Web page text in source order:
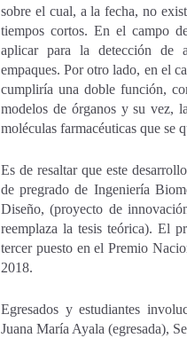
sobre el cual, a la fecha, no
tiempos cortos. En el campo
aplicar para la detección de
empaques. Por otro lado, en el
cumpliría una doble función,
modelos de órganos y su vez,
moléculas farmacéuticas que se
Es de resaltar que este
de pregrado de Ingeniería
Diseño, (proyecto de
reemplaza la tesis teórica). El
tercer puesto en el Premio
2018.
Egresados y estudiantes
Juana María Ayala (egresada),